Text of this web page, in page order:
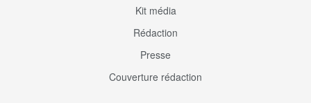
Kit média
Rédaction
Presse
Couverture rédaction